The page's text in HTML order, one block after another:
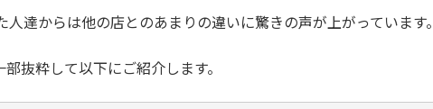
達からは他の店とのあまりの違いに驚きの声が上がっています。
抜粋して以下にご紹介します。